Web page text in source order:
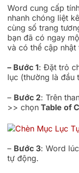
Word cung cấp
nhanh chóng liệt
cùng số trang
bạn đã có ngay
và có thể cập
– Bước 1: Đặt trỏ
lục (thường là đầu
– Bước 2: Trên
>> chọn Table of
– Bước 3: Word
tự động.